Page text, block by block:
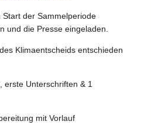
Start der Sammelperiode
und die Presse eingeladen.
Klimaentscheids entschieden
erste Unterschriften & 1
mit Vorlauf